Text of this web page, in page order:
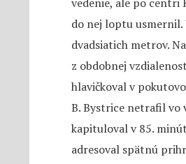
do nej loptu usmernil.
dvadsiatich metrov.
z obdobnej
hlavičkoval v
B. Bystrice netrafil vo
kapituloval v 85.
adresoval spätnú